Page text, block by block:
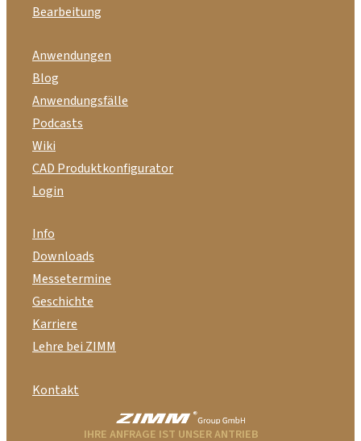
Bearbeitung
Anwendungen
Blog
Anwendungsfälle
Podcasts
Wiki
CAD Produktkonfigurator
Login
Info
Downloads
Messetermine
Geschichte
Karriere
Lehre bei ZIMM
Kontakt
IHRE ANFRAGE IST UNSER ANTRIEB